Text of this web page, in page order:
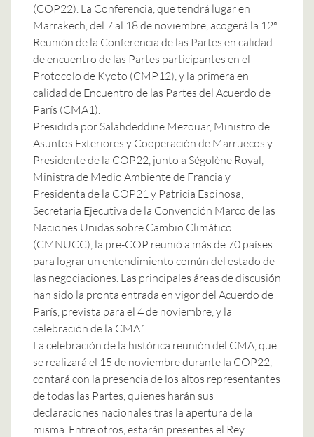
(COP22). La Conferencia, que tendrá lugar en
Marrakech, del 7 al 18 de noviembre, acogerá la 12ª
Reunión de la Conferencia de las Partes en calidad
de encuentro de las Partes participantes en el
Protocolo de Kyoto (CMP12), y la primera en
calidad de Encuentro de las Partes del Acuerdo de
París (CMA1).
Presidida por Salahdeddine Mezouar, Ministro de
Asuntos Exteriores y Cooperación de Marruecos y
Presidente de la COP22, junto a Ségolène Royal,
Ministra de Medio Ambiente de Francia y
Presidenta de la COP21 y Patricia Espinosa,
Secretaria Ejecutiva de la Convención Marco de las
Naciones Unidas sobre Cambio Climático
(CMNUCC), la pre-COP reunió a más de 70 países
para lograr un entendimiento común del estado de
las negociaciones. Las principales áreas de discusión
han sido la pronta entrada en vigor del Acuerdo de
París , prevista para el 4 de noviembre, y la
celebración de la CMA1.
La celebración de la histórica reunión del CMA, que
se realizará el 15 de noviembre durante la COP22,
contará con la presencia de los altos representantes
de todas las Partes, quienes harán sus
declaraciones nacionales tras la apertura de la
misma. Entre otros, estarán presentes el Rey